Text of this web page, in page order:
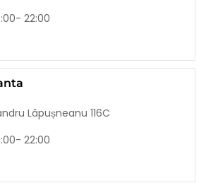
22:00
Lăpușneanu 116C
22:00